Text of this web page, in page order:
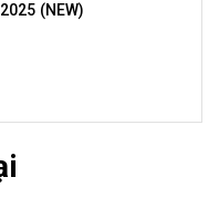
(NEW)